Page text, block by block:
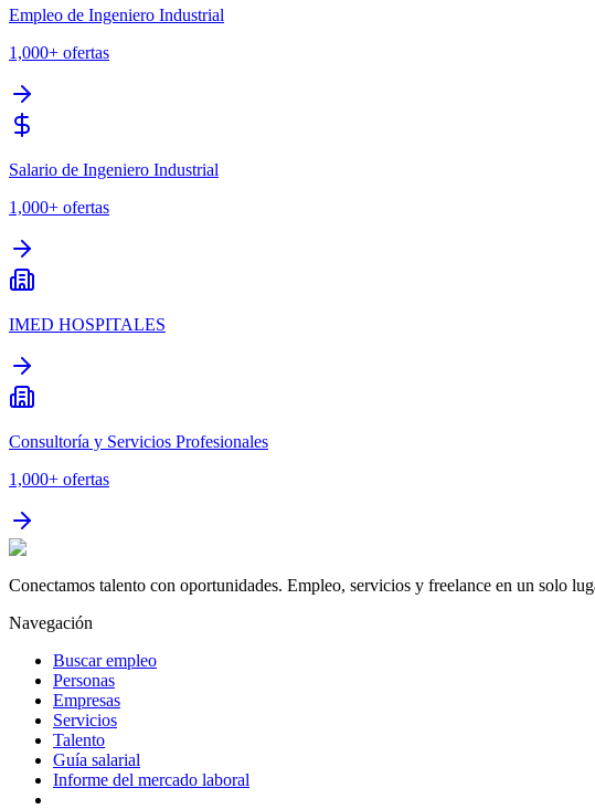
Empleo de Ingeniero Industrial
1,000+ ofertas
Salario de Ingeniero Industrial
1,000+ ofertas
IMED HOSPITALES
Consultoría y Servicios Profesionales
1,000+ ofertas
Conectamos talento con oportunidades. Empleo, servicios y freelance en un solo
Navegación
Buscar empleo
Personas
Empresas
Servicios
Talento
Guía salarial
Informe del mercado laboral